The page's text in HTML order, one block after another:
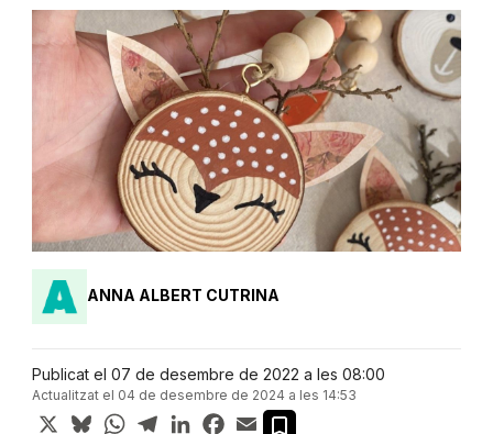
ANNA ALBERT CUTRINA
Publicat el 07 de desembre de 2022 a les 08:00
Actualitzat el 04 de desembre de 2024 a les 14:53
X BlueskyWhatsApp
TelegramLinkedInFacebook
Email